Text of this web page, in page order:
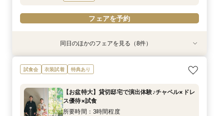
フェアを予約
衣装試着 特典あり 動画あり
8/11(火)
【初見学におすすめ◎】全館見学×豪華試食
*「即決ナシ」相談会
9:00〜
10:00〜
14:30〜
8/11(火)
【遠方の方◎オンライン相談会】スマホで簡単！
豪華5大特典付き
9:00〜
10:00〜
14:30〜
衣装試着
8/11(火)
【少人数婚に人気*】お得な限定プラン＆会食相
談会×豪華試食付
9:00〜
10:00〜
14:45〜
衣装試着 特典あり
8/11(火)
【和婚検討&おもてなし重視】優待×贅沢フレン
チ試食付*相談会
9:00〜
14:45〜
15:00〜
衣装試着 特典あり
8/11(火)
【マタニティ＆パパママキッズ婚】実績豊富！安
心設備＆スタッフ
9:00〜
14:45〜
15:00〜
衣装試着 特典あり
8/11(火)
【播磨・但馬・丹波カップルにおススメ♪】貸切
体験*試食＆特典付き
9:00〜
14:45〜
15:00〜
衣装試着 特典あり
8/11(火)
【おもてなし◎料理ランクUP特典】貸切邸宅
ALL体験×国産牛試食
9:00〜
14:45〜
15:00〜
衣装試着 特典あり
8/11(火)
【大切なペットと一緒に】挙式＆披露宴どちらも
OK！
9:00〜
14:45〜
15:00〜
同日のほかのフェアを見る（8件）
試食会 衣装試着 特典あり
【お盆特大】貸切邸宅で演出体験♪チャペル×ドレ
ス優待×試食
所要時間：3時間程度